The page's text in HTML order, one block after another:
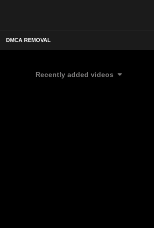
DMCA REMOVAL
Recently added videos